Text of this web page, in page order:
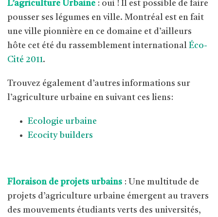
L’agriculture Urbaine : oui ! Il est possible de faire
pousser ses légumes en ville. Montréal est en fait
une ville pionnière en ce domaine et d’ailleurs
hôte cet été du rassemblement international
Éco-
Cité 2011.
Trouvez également d’autres informations sur
l’agriculture urbaine en suivant ces liens:
Ecologie urbaine
Ecocity builders
Floraison de projets urbains : Une multitude de
projets d’agriculture urbaine émergent au travers
des mouvements étudiants verts des universités,